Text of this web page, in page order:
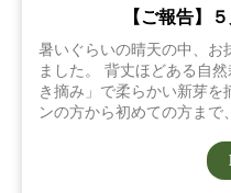
【ご報告】
暑いぐらいの晴天の中、お
ました。 背丈ほどある自
き摘み」で柔らかい新芽を
ンの方から初めての方まで